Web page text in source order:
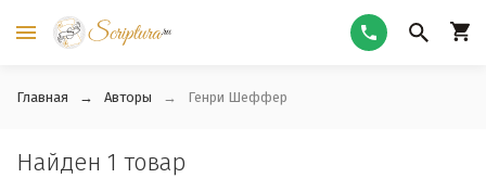
Главная Авторы Генри Шеффер
Найден 1 товар